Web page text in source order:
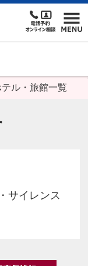
ル・旅館一覧
サイレンス